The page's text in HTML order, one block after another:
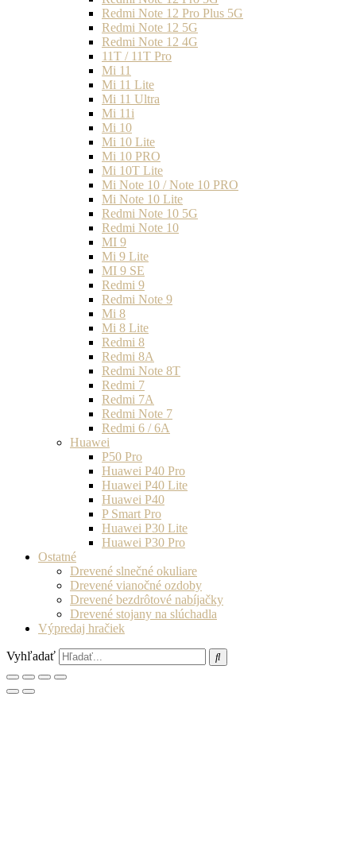
Redmi Note 12 Pro Plus 5G
Redmi Note 12 5G
Redmi Note 12 4G
11T / 11T Pro
Mi 11
Mi 11 Lite
Mi 11 Ultra
Mi 11i
Mi 10
Mi 10 Lite
Mi 10 PRO
Mi 10T Lite
Mi Note 10 / Note 10 PRO
Mi Note 10 Lite
Redmi Note 10 5G
Redmi Note 10
MI 9
Mi 9 Lite
MI 9 SE
Redmi 9
Redmi Note 9
Mi 8
Mi 8 Lite
Redmi 8
Redmi 8A
Redmi Note 8T
Redmi 7
Redmi 7A
Redmi Note 7
Redmi 6 / 6A
Huawei
P50 Pro
Huawei P40 Pro
Huawei P40 Lite
Huawei P40
P Smart Pro
Huawei P30 Lite
Huawei P30 Pro
Ostatné
Drevené slnečné okuliare
Drevené vianočné ozdoby
Drevené bezdrôtové nabíjačky
Drevené stojany na slúchadla
Výpredaj hračiek
Vyhľadať